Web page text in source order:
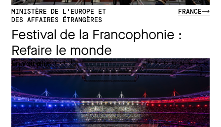
MINISTÈRE DE L'EUROPE ET
DES AFFAIRES ÉTRANGÈRES
FRANCE
Festival de la Francophonie :
Refaire le monde
En voir plus